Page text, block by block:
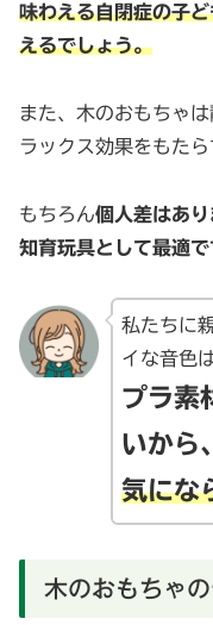
味わえる自閉症の子
えるでしょう。
また、木のおもちゃ
ラックス効果をもたら
もちろん個人差はあ
知育玩具として最適で
私たちに
イな音色
プラ素
いから、
気にな
木のおもちゃ